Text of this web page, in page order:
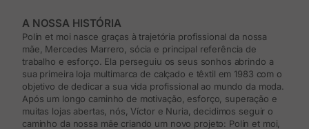
A NOSSA HISTÓRIA
Polín et moi nasce graças à trajetória profissional da nossa
mãe, Mercedes Marrero, sócia e principal referência de
trabalho e esforço. Ela perseguiu os seus sonhos abrindo a
sua primeira loja multimarca de calçado e têxtil em 1983 com o
objetivo de dedicar a sua vida profissional ao mundo da moda.
Após um longo caminho de motivação, esforço, superação e
muitas lojas abertas, nós, Víctor e Nuria, decidimos seguir o
caminho da nossa mãe criando um novo projeto: Polín et moi,